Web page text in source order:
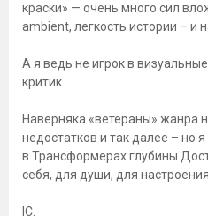
краски» — очень много сил
ambient, легкость истории – и
А я ведь не игрок в
критик.
Наверняка «ветераны» жанра
недостатков и так далее – но
в Трансформерах глубины
себя, для души, для
IC.